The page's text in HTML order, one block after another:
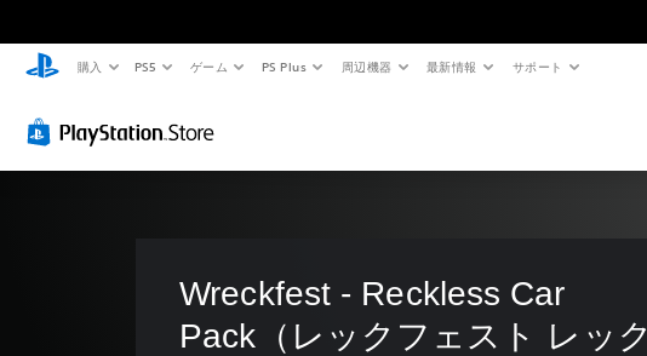
購入 PS5 ゲーム PS Plus 周辺機器 最新情報 サポート
Wreckfest - Reckless Car
Pack（レックフェスト レック